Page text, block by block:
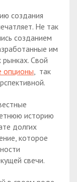
создания
Не так
созданием
им
Свой
опционы , так
историю
долгих
которое
свечи.